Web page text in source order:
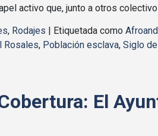
activo que, junto a otros
, Rodajes | Etiquetada como
Rosales, Población esclava, Siglo
El